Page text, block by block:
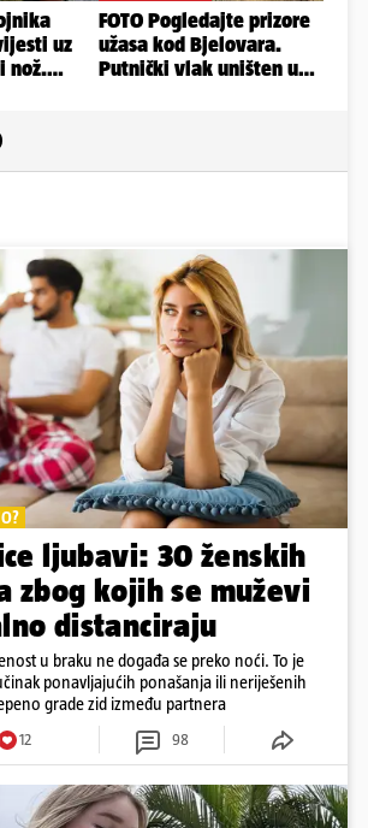
ljubavi: 30 ženskih
zbog kojih se muževi
distanciraju
u braku ne događa se preko noći. To je
ponavljajućih ponašanja ili neriješenih
grade zid između partnera
12 98